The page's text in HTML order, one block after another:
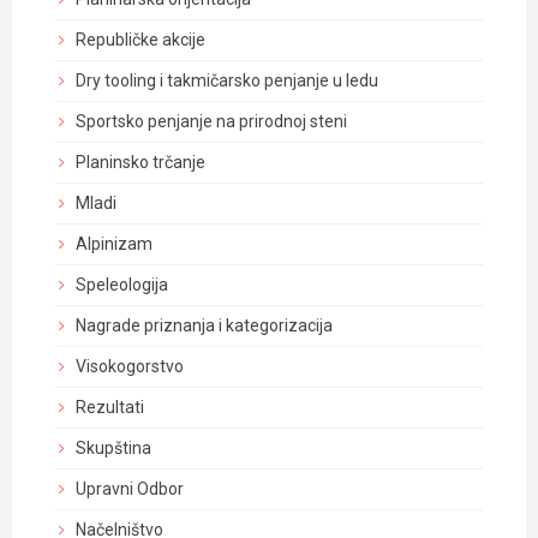
Republičke akcije
Dry tooling i takmičarsko penjanje u ledu
Sportsko penjanje na prirodnoj steni
Planinsko trčanje
Mladi
Alpinizam
Speleologija
Nagrade priznanja i kategorizacija
Visokogorstvo
Rezultati
Skupština
Upravni Odbor
Načelništvo